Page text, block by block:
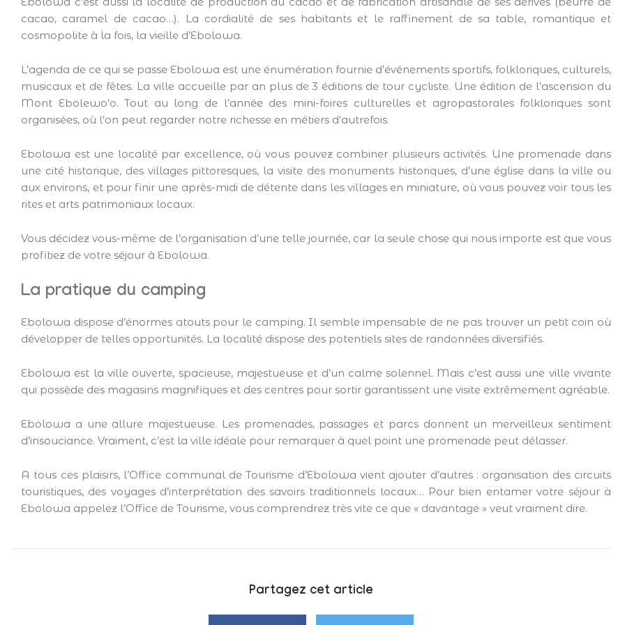
cacao, caramel de cacao…). La cordialité de ses habitants et le raffinement de sa table, romantique et
cosmopolite à la fois, la vieille d’Ebolowa.
L’agenda de ce qui se passe Ebolowa est une énumération fournie d’événements sportifs, folkloriques, culturels,
musicaux et de fêtes. La ville accueille par an plus de 3 éditions de tour cycliste. Une édition de l’ascension du
Mont Ebolewo’o. Tout au long de l’année des mini-foires culturelles et agropastorales folkloriques sont
organisées, où l’on peut regarder notre richesse en métiers d’autrefois.
Ebolowa est une localité par excellence, où vous pouvez combiner plusieurs activités. Une promenade dans
une cité historique, des villages pittoresques, la visite des monuments historiques, d’une église dans la ville ou
aux environs, et pour finir une après-midi de détente dans les villages en miniature, où vous pouvez voir tous les
rites et arts patrimoniaux locaux.
Vous décidez vous-même de l’organisation d’une telle journée, car la seule chose qui nous importe est que vous
profitiez de votre séjour à Ebolowa.
La pratique du camping
Ebolowa dispose d’énormes atouts pour le camping. Il semble impensable de ne pas trouver un petit coin où
développer de telles opportunités. La localité dispose des potentiels sites de randonnées diversifiés.
Ebolowa est la ville ouverte, spacieuse, majestueuse et d’un calme solennel. Mais c’est aussi une ville vivante
qui possède des magasins magnifiques et des centres pour sortir garantissent une visite extrêmement agréable.
Ebolowa a une allure majestueuse. Les promenades, passages et parcs donnent un merveilleux sentiment
d’insouciance. Vraiment, c’est la ville idéale pour remarquer à quel point une promenade peut délasser.
A tous ces plaisirs, l’Office communal de Tourisme d’Ebolowa vient ajouter d’autres : organisation des circuits
touristiques, des voyages d’interprétation des savoirs traditionnels locaux… Pour bien entamer votre séjour à
Ebolowa appelez l’Office de Tourisme, vous comprendrez très vite ce que « davantage » veut vraiment dire.
Partagez cet article